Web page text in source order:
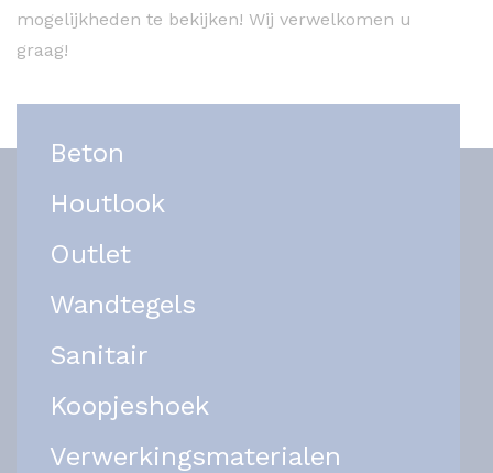
mogelijkheden te bekijken! Wij verwelkomen u
graag!
Beton
Houtlook
Outlet
Wandtegels
Sanitair
Koopjeshoek
Verwerkingsmaterialen